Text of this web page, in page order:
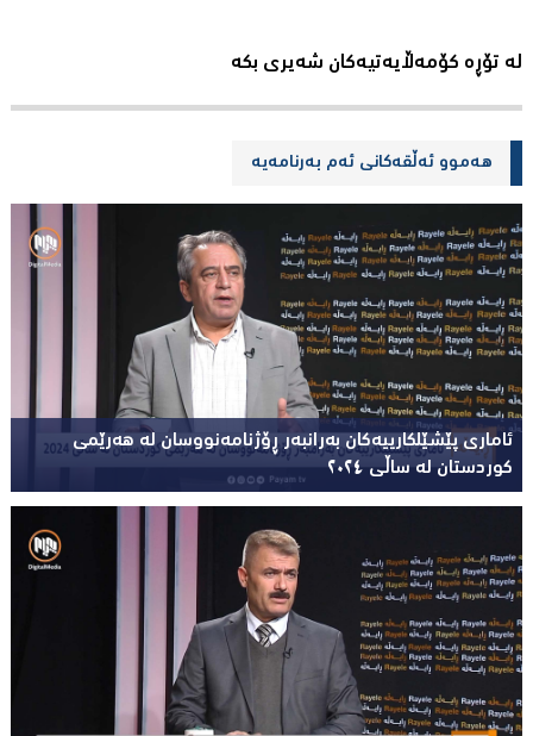
لە تۆڕە کۆمەڵایەتیەکان شەیری بکە
هەموو ئەڵقەکانی ئەم بەرنامەیە
ئاماری پێشێلکارییەکان بەرانبەر ڕۆژنامەنووسان لە هەرێمی
کوردستان لە ساڵی ٢٠٢٤